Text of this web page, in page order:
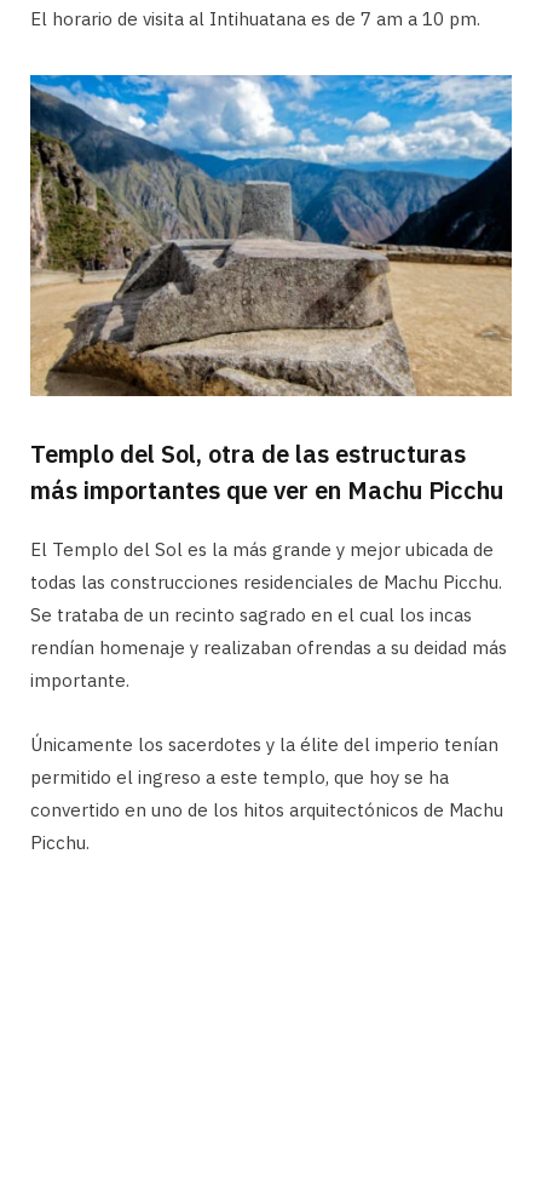
El horario de visita al Intihuatana es de 7 am a 10 pm.
Templo del Sol, otra de las estructuras
más importantes que ver en Machu Picchu
El Templo del Sol es la más grande y mejor ubicada de
todas las construcciones residenciales de Machu Picchu.
Se trataba de un recinto sagrado en el cual los incas
rendían homenaje y realizaban ofrendas a su deidad más
importante.
Únicamente los sacerdotes y la élite del imperio tenían
permitido el ingreso a este templo, que hoy se ha
convertido en uno de los hitos arquitectónicos de Machu
Picchu.